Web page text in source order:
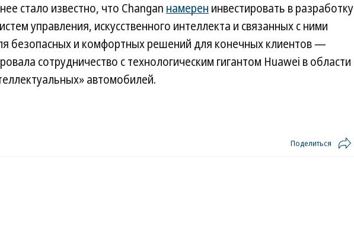
стало известно, что Changan намерен инвестировать в разработку
управления, искусственного интеллекта и связанных с ними
безопасных и комфортных решений для конечных клиентов —
сотрудничество с технологическим гигантом Huawei в области
автомобилей.
Поделиться